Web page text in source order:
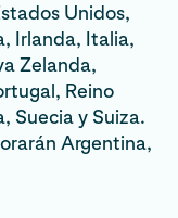
Unidos,
Irlanda, Italia,
Zelanda,
Reino
Suecia y Suiza.
Argentina,